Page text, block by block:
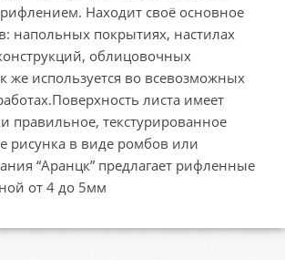
Находит своё основное
напольных покрытиях, настилах
облицовочных
же используется во всевозможных
листа имеет
правильное, текстурированное
рисунка в виде ромбов или
“Аранцк” предлагает рифленные
от 4 до 5мм